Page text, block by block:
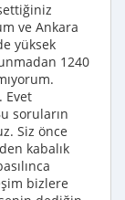
ve Ankara
yüksek
1240
Evet
soruların
Siz önce
kabalık
bizlere